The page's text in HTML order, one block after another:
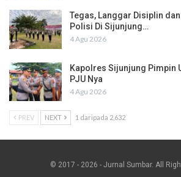
Tegas, Langgar Disiplin
Polisi Di Sijunjung…
4 Agu 2026
Kapolres Sijunjung Pimpin
PJU Nya
4 Agu 2026
PREV NEXT 1 daripada 2,632
© 2017 - 2026 - Jurnal Sumbar. All